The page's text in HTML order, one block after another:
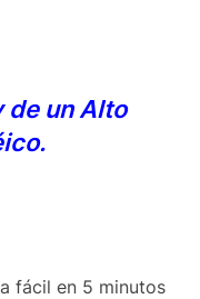
un Alto
fácil en 5 minutos